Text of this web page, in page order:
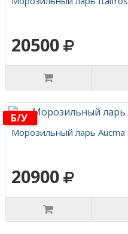
20500
Б/у
Морозильный ларь Aucma
20900